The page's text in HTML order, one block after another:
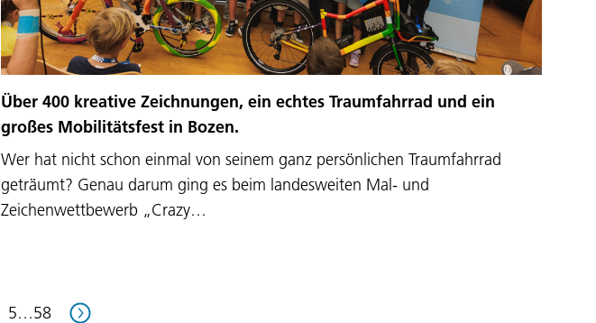
Über 400 kreative Zeichnungen, ein echtes Traumfahrrad und ein
großes Mobilitätsfest in Bozen.
Wer hat nicht schon einmal von seinem ganz persönlichen Traumfahrrad
geträumt? Genau darum ging es beim landesweiten Mal- und
Zeichenwettbewerb „Crazy…
5…58